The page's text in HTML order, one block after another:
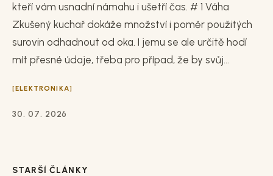
kteří vám usnadní námahu i ušetří čas. # 1 Váha
Zkušený kuchař dokáže množství i poměr použitých
surovin odhadnout od oka. I jemu se ale určitě hodí
mít přesné údaje, třeba pro případ, že by svůj...
ELEKTRONIKA
30. 07. 2026
STARŠÍ ČLÁNKY